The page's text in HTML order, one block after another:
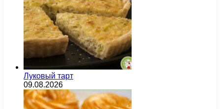
Луковый тарт
09.08.2026